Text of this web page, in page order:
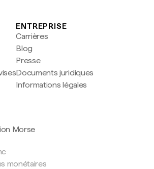
ENTREPRISE
Carrières
Blog
Presse
Documents juridiques
Informations légales
Morse
monétaires